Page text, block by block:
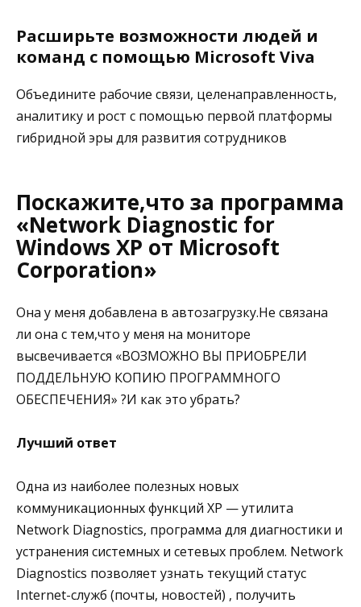
Расширьте возможности людей и
команд с помощью Microsoft Viva
Объедините рабочие связи, целенаправленность,
аналитику и рост с помощью первой платформы
гибридной эры для развития сотрудников
Поскажите,что за программа
«Network Diagnostic for
Windows XP от Microsoft
Corporation»
Она у меня добавлена в автозагрузку.Не связана
ли она с тем,что у меня на мониторе
высвечивается «ВОЗМОЖНО ВЫ ПРИОБРЕЛИ
ПОДДЕЛЬНУЮ КОПИЮ ПРОГРАММНОГО
ОБЕСПЕЧЕНИЯ» ?И как это убрать?
Лучший ответ
Одна из наиболее полезных новых
коммуникационных функций XP — утилита
Network Diagnostics, программа для диагностики и
устранения системных и сетевых проблем. Network
Diagnostics позволяет узнать текущий статус
Internet-служб (почты, новостей) , получить